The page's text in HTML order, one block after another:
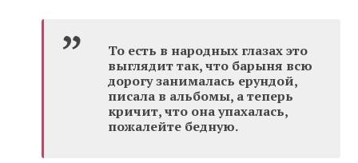
То есть в народных глазах это
выглядит так, что барыня всю
дорогу занималась ерундой,
писала в альбомы, а теперь
кричит, что она упахалась,
пожалейте бедную.